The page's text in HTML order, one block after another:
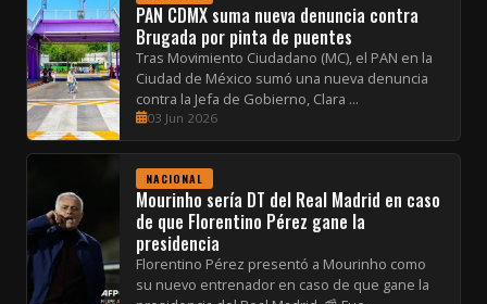
PAN CDMX suma nueva denuncia contra
Brugada por pinta de puentes
Tras Movimiento Ciudadano (MC), el PAN en la
Ciudad de México sumó una nueva denuncia
contra la Jefa de Gobierno, Clara ...
03 Jun 2026
NACIONAL
Mourinho sería DT del Real Madrid en caso
de que Florentino Pérez gane la
presidencia
Florentino Pérez presentó a Mourinho como
su nuevo entrenador en caso de que gane la